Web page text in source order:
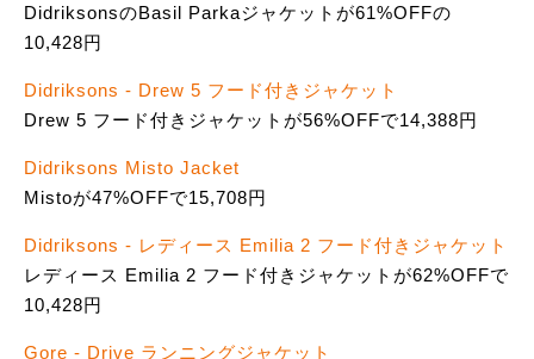
DidriksonsのBasil Parkaジャケットが61%OFFの
10,428円
Didriksons - Drew 5 フード付きジャケット
Drew 5 フード付きジャケットが56%OFFで14,388円
Didriksons Misto Jacket
Mistoが47%OFFで15,708円
Didriksons - レディース Emilia 2 フード付きジャケット
レディース Emilia 2 フード付きジャケットが62%OFFで
10,428円
Gore - Drive ランニングジャケット